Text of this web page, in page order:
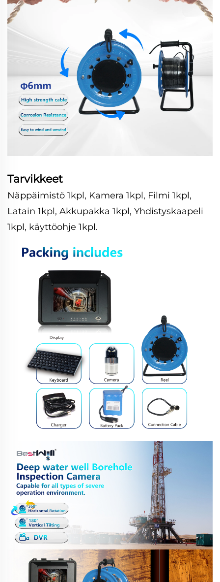
Tarvikkeet
Näppäimistö 1kpl, Kamera 1kpl, Filmi 1kpl,
Latain 1kpl, Akkupakka 1kpl, Yhdistyskaapeli
1kpl, käyttöohje 1kpl.